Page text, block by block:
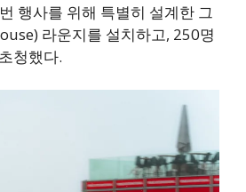
행사를 위해 특별히 설계한 그
라운지를 설치하고, 250명
청했다.